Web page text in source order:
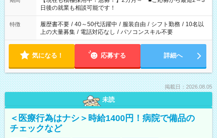
の方へ 今ご覧のお仕事で希望する勤務時間と、もう1つのお仕事
の勤務時間。 合計で週40時間を超える場合は応募できません。
日後の就業も相談可能です！
特徴 履歴書不要 / 40～50代活躍中 / 服装自由 / シフト勤務 / 10名以
上の大量募集 / 電話対応なし / パソコンスキル不要
気になる！ 応募する 詳細へ
掲載日：2026.08.05
未読
＜医療行為はナシ＞時給1400円！病院で備品の
チェックなど